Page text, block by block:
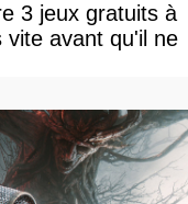
3 jeux gratuits à
avant qu'il ne